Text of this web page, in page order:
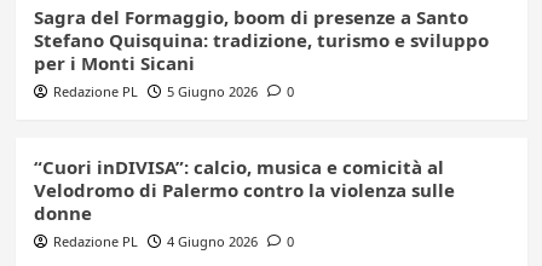
Sagra del Formaggio, boom di presenze a Santo
Stefano Quisquina: tradizione, turismo e sviluppo
per i Monti Sicani
Redazione PL 5 Giugno 2026 0
“Cuori inDIVISA”: calcio, musica e comicità al
Velodromo di Palermo contro la violenza sulle
donne
Redazione PL 4 Giugno 2026 0